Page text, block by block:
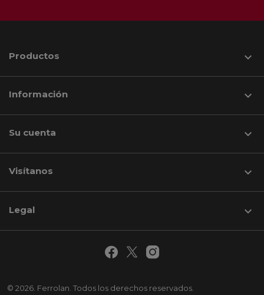
Productos 
Información 
Su cuenta 
Visítanos keyboard_arrow_down
© 2026. Ferrolan. Todos los derechos reservados.
Legal 